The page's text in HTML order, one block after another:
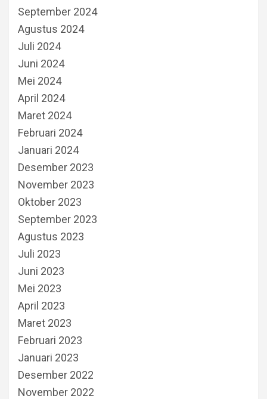
September 2024
Agustus 2024
Juli 2024
Juni 2024
Mei 2024
April 2024
Maret 2024
Februari 2024
Januari 2024
Desember 2023
November 2023
Oktober 2023
September 2023
Agustus 2023
Juli 2023
Juni 2023
Mei 2023
April 2023
Maret 2023
Februari 2023
Januari 2023
Desember 2022
November 2022